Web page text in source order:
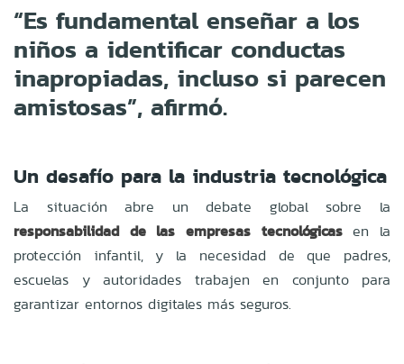
“Es fundamental enseñar a los
niños a identificar conductas
inapropiadas, incluso si parecen
amistosas”, afirmó.
Un desafío para la industria tecnológica
La situación abre un debate global sobre la
responsabilidad de las empresas tecnológicasen la
protección infantil, y la necesidad de que padres,
escuelas y autoridades trabajen en conjunto para
garantizar entornos digitales más seguros.